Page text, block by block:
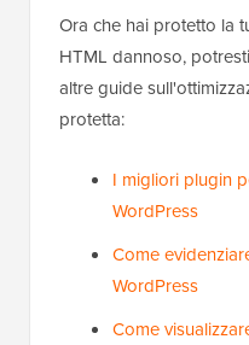
Ora che hai protetto la
HTML dannoso,
altre guide
protetta:
I migliori plugin
WordPress
Come
WordPress
Come